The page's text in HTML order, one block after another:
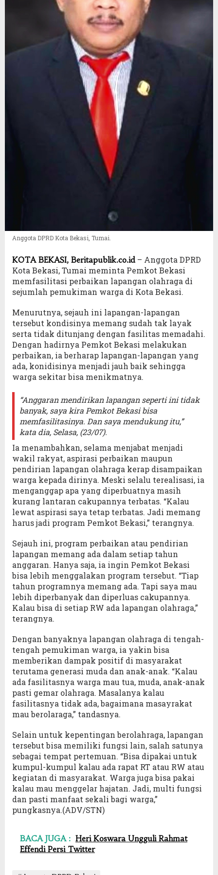
Anggota DPRD Kota Bekasi, Tumai.
KOTA BEKASI, Beritapublik.co.id– Anggota DPRD
Kota Bekasi, Tumai meminta Pemkot Bekasi
memfasilitasi perbaikan lapangan olahraga di
sejumlah pemukiman warga di Kota Bekasi.
Menurutnya, sejauh ini lapangan-lapangan
tersebut kondisinya memang sudah tak layak
serta tidak ditunjang dengan fasilitas memadahi.
Dengan hadirnya Pemkot Bekasi melakukan
perbaikan, ia berharap lapangan-lapangan yang
ada, konidisinya menjadi jauh baik sehingga
warga sekitar bisa menikmatnya.
“Anggaran mendirikan lapangan seperti ini tidak
banyak, saya kira Pemkot Bekasi bisa
memfasilitasinya. Dan saya mendukung itu,”
kata dia, Selasa, (23/07).
Ia menambahkan, selama menjabat menjadi
wakil rakyat, aspirasi perbaikan maupun
pendirian lapangan olahraga kerap disampaikan
warga kepada dirinya. Meski selalu terealisasi, ia
menganggap apa yang diperbuatnya masih
kurang lantaran cakupannya terbatas. “Kalau
lewat aspirasi saya tetap terbatas. Jadi memang
harus jadi program Pemkot Bekasi,” terangnya.
Sejauh ini, program perbaikan atau pendirian
lapangan memang ada dalam setiap tahun
anggaran. Hanya saja, ia ingin Pemkot Bekasi
bisa lebih menggalakan program tersebut. “Tiap
tahun programnya memang ada. Tapi saya mau
lebih diperbanyak dan diperluas cakupannya.
Kalau bisa di setiap RW ada lapangan olahraga,”
terangnya.
Dengan banyaknya lapangan olahraga di tengah-
tengah pemukiman warga, ia yakin bisa
memberikan dampak positif di masyarakat
terutama generasi muda dan anak-anak. “Kalau
ada fasilitasnya warga mau tua, muda, anak-anak
pasti gemar olahraga. Masalanya kalau
fasilitasnya tidak ada, bagaimana masayrakat
mau berolaraga,” tandasnya.
Selain untuk kepentingan berolahraga, lapangan
tersebut bisa memiliki fungsi lain, salah satunya
sebagai tempat pertemuan. “Bisa dipakai untuk
kumpul-kumpul kalau ada rapat RT atau RW atau
kegiatan di masyarakat. Warga juga bisa pakai
kalau mau menggelar hajatan. Jadi, multi fungsi
dan pasti manfaat sekali bagi warga,”
pungkasnya.(ADV/STN)
BACA JUGA : Heri Koswara Ungguli Rahmat
Effendi Persi Twitter